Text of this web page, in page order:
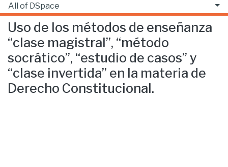
All of DSpace
Statistics
Uso de los métodos de enseñanza
“clase magistral”, “método
socrático”, “estudio de casos” y
“clase invertida” en la materia de
Derecho Constitucional.